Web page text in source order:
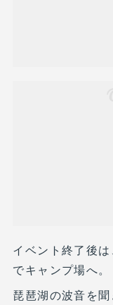
イベント終了後
でキャンプ場へ。
琵琶湖の波音を